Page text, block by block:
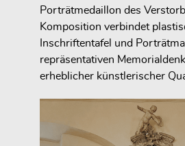
Porträtmedaillon des
Komposition verbindet
Inschriftentafel und
repräsentativen
erheblicher künstlerischer